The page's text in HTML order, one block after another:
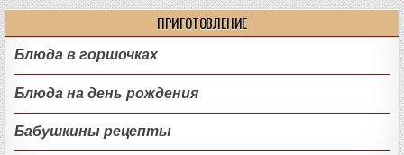
ПРИГОТОВЛЕНИЕ
Блюда в горшочках
Блюда на день рождения
Бабушкины рецепты